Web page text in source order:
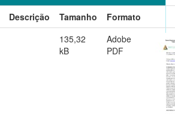
Descrição Tamanho
Formato
135,32
kB
Adobe
PDF